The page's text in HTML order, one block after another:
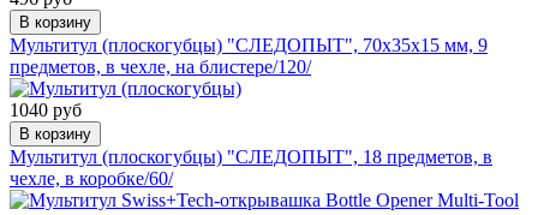
В корзину
Мультитул (плоскогубцы) "СЛЕДОПЫТ", 70х35х15 мм, 9
предметов, в чехле, на блистере/120/
1040 руб
В корзину
Мультитул (плоскогубцы) "СЛЕДОПЫТ", 18 предметов, в
чехле, в коробке/60/